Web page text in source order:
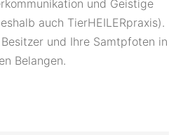
und Geistige
auch TierHEILERpraxis).
und Ihre Samtpfoten in
Belangen.